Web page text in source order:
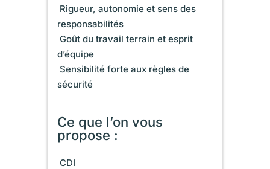
 Rigueur, autonomie et sens des
responsabilités
 Goût du travail terrain et esprit
d’équipe
 Sensibilité forte aux règles de
sécurité
Ce que l’on vous
propose :
 CDI